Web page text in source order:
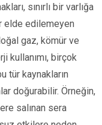
sınırlı bir varlığa
elde edilemeyen
gaz, kömür ve
kullanımı, birçok
tür kaynakların
doğurabilir. Örneğin,
salınan sera